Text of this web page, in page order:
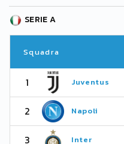
SERIE A
Squadra
1 Juventus
2 Napoli
3 Inter